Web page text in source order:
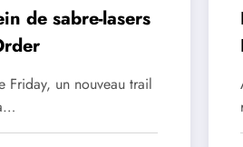
de sabre-lasers
Friday, un nouveau trail